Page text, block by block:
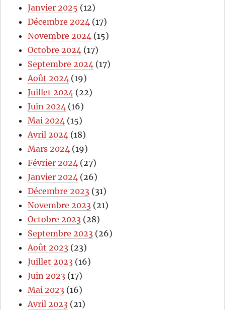
Janvier 2025 (12)
Décembre 2024 (17)
Novembre 2024 (15)
Octobre 2024 (17)
Septembre 2024 (17)
Août 2024 (19)
Juillet 2024 (22)
Juin 2024 (16)
Mai 2024 (15)
Avril 2024 (18)
Mars 2024 (19)
Février 2024 (27)
Janvier 2024 (26)
Décembre 2023 (31)
Novembre 2023 (21)
Octobre 2023 (28)
Septembre 2023 (26)
Août 2023 (23)
Juillet 2023 (16)
Juin 2023 (17)
Mai 2023 (16)
Avril 2023 (21)